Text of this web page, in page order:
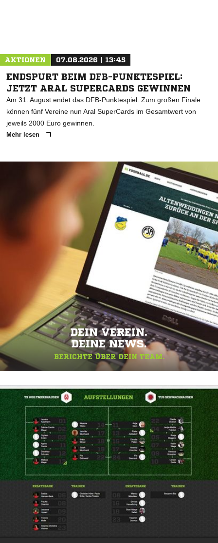
AKTIONEN 07.08.2026 | 13:45
ENDSPURT BEIM DFB-PUNKTESPIEL:
JETZT ARAL SUPERCARDS GEWINNEN
Am 31. August endet das DFB-Punktespiel. Zum großen Finale
können fünf Vereine nun Aral SuperCards im Gesamtwert von
jeweils 2000 Euro gewinnen.
Mehr lesen
DEIN VEREIN.
DEINE NEWS.
BERICHTE ÜBER DEIN TEAM.